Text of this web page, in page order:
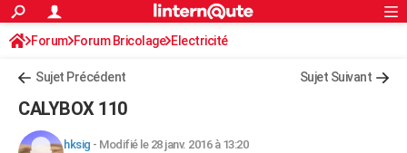
ACTUALITÉS
Politique
Société
Faits Divers
Education
Monde
Villes
+
FINANCE
S'inscrire
Connexion
Forum Forum Bricolage Electricité
Sujet Précédent Sujet Suivant
CALYBOX 110
hksig - Modifié le 28 janv. 2016 à 13:20